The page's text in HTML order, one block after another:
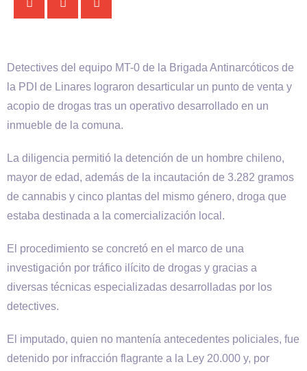
Detectives del equipo MT-0 de la Brigada Antinarcóticos de
la PDI de Linares lograron desarticular un punto de venta y
acopio de drogas tras un operativo desarrollado en un
inmueble de la comuna.
La diligencia permitió la detención de un hombre chileno,
mayor de edad, además de la incautación de 3.282 gramos
de cannabis y cinco plantas del mismo género, droga que
estaba destinada a la comercialización local.
El procedimiento se concretó en el marco de una
investigación por tráfico ilícito de drogas y gracias a
diversas técnicas especializadas desarrolladas por los
detectives.
El imputado, quien no mantenía antecedentes policiales, fue
detenido por infracción flagrante a la Ley 20.000 y, por